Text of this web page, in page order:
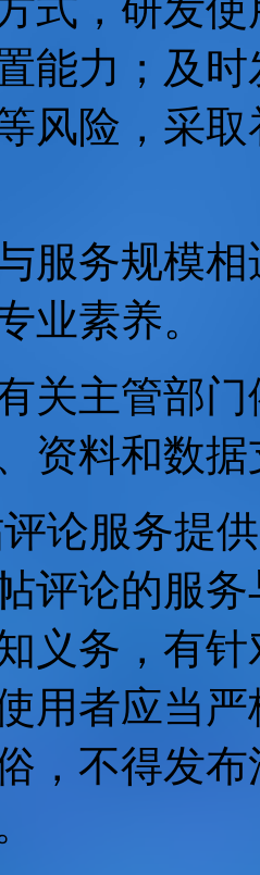
能力；及
风险，采
服务规模
业素养。
关主管部
资料和数
论服务提
评论的服
义务，有
用者应当
，不得发